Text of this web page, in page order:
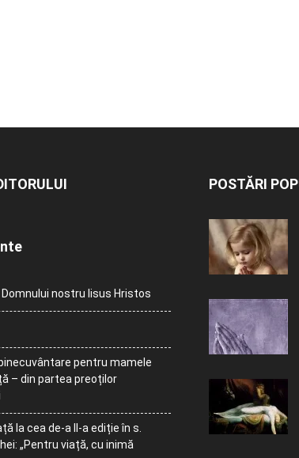
Domnului nostru Iisus Hristos
pentru mamele
– din partea preoților
la cea de-a II-a ediție în s.
„Pentru viață, cu inimă
POSTĂRI